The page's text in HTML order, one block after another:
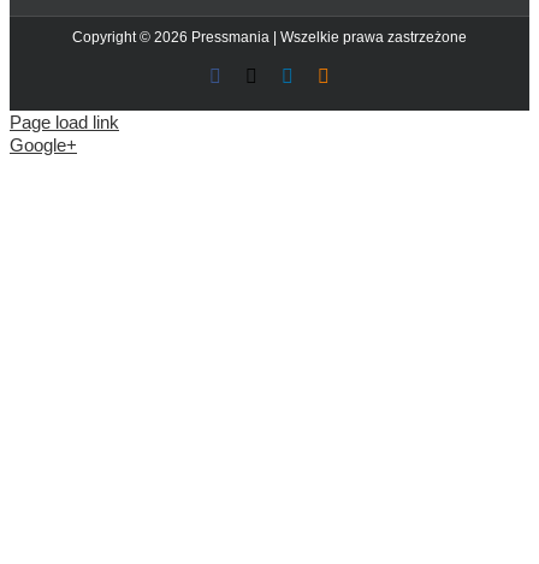
Copyright © 2026 Pressmania | Wszelkie prawa zastrzeżone
Facebook LinkedIn
Page load link
Google+